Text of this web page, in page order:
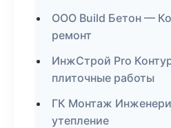
ООО Build Бетон —
ремонт
ИнжСтрой Pro
плиточные работы
ГК Монтаж
утепление